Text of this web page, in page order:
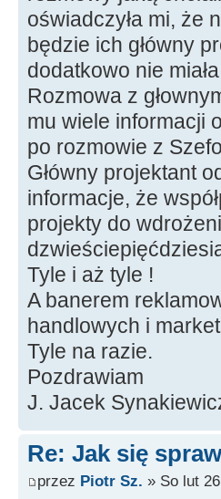
oświadczyła mi, że
będzie ich główny
dodatkowo nie
Rozmowa z
mu wiele informacji
po rozmowie z
Główny projektant
informacje, że
projekty do
Tyle i aż tyle !
A banerem
handlowych i
Tyle na razie.
Pozdrawiam
J. Jacek
Re: Jak się
przez Piotr Sz. » So lut